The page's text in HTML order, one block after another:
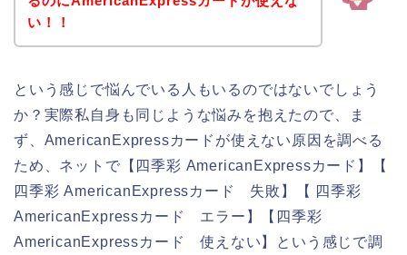
い！！
という感じで悩んでいる人もいるのではないでしょう
か？実際私自身も同じような悩みを抱えたので、ま
ず、AmericanExpressカードが使えない原因を調べる
ため、ネットで【四季彩 AmericanExpressカード】【
四季彩 AmericanExpressカード 失敗】【 四季彩
AmericanExpressカード エラー】【四季彩
AmericanExpressカード 使えない】という感じで調